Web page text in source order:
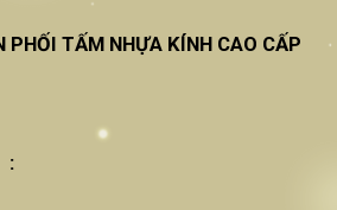
PHỐI TẤM NHỰA KÍNH CAO CẤP
: